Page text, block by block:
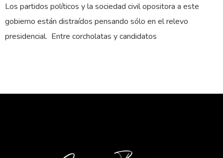
Los partidos políticos y la sociedad civil opositora a este
gobierno están distraídos pensando sólo en el relevo
presidencial. Entre corcholatas y candidatos